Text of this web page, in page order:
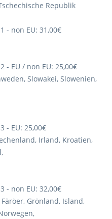
Republik
- non EU: 31,00€
- EU / non EU: 25,00€
Slowakei, Slowenien,
- EU: 25,00€
Irland, Kroatien,
- non EU: 32,00€
Grönland, Island,